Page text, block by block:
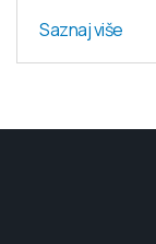
Saznaj više